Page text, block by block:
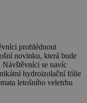
prohlédnout
novinku, která bude
Návštěvníci se navíc
hydroizolační fólie
letošního veletrhu